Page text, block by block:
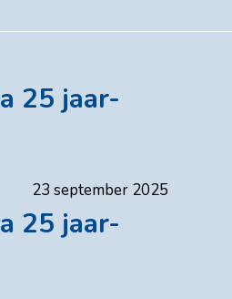
25 jaar-
23 september 2025
25 jaar-